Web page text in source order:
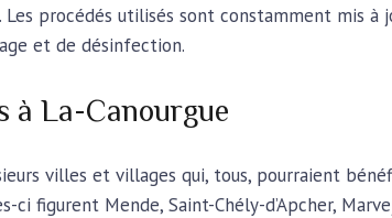
procédés utilisés sont constamment mis à
et de désinfection.
à La-Canourgue
villes et villages qui, tous, pourraient
ci figurent Mende, Saint-Chély-d’Apcher,